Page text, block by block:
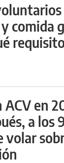
comida
en
a los
volar